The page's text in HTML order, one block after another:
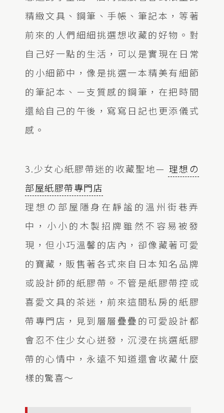
精緻文具、鋼筆、手帳、筆記本，等著
前來的人們細細挑選想收藏的好物。對
自己好一點的生活，可以是實現在日常
的小細節中，像是挑選一本精美有細節
的筆記本、ㄧ支質感的鋼筆，在把時間
還給自己的午後，寫寫日記也更添儀式
感。
3.少女心紙膠帶迷的收藏聖地— 理想の
部屋紙膠帶專門店
理想の部屋隱身在靜謐的溫州街巷弄
中，小小的木製招牌雖然不容易被發
現，但小巧溫馨的店內，卻像藏著可愛
的寶藏，販售著各式來自日本知名品牌
或設計師的紙膠帶。不管是紙膠帶控或
喜愛文具的茶迷，前來這間私房的紙膠
帶專門店，見到層層疊疊的可愛設計都
會忍不住少女心迸發，沉浸在挑選紙膠
帶的心情中，永遠不知道還會收藏什麼
樣的驚喜～